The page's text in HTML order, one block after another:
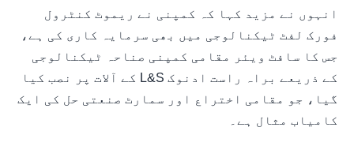
انہوں نے مزید کہا کہ کمپنی نے ریموٹ کنٹرول
فورک لفٹ ٹیکنالوجی میں بھی سرمایہ کاری کی ہے،
جس کا سافٹ ویئر مقامی کمپنی صناحہ ٹیکنالوجی
کے ذریعے براہ راست ادنوک L&S کے آلات پر نصب کیا
گیا، جو مقامی اختراع اور سمارٹ صنعتی حل کی ایک
کامیاب مثال ہے۔